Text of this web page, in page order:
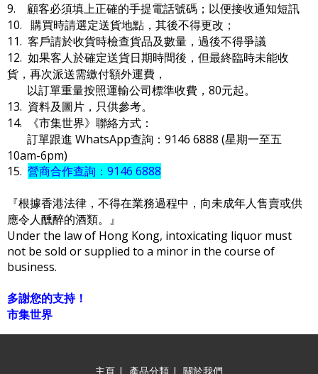
9. 顧客必須填上正確的手提電話號碼；以便接收通知短訊
10. 購買時請選定送貨地點，其後不得更改；
11. 客戶請於收貨時檢查貨品及數量，過後不得爭議
12. 如果客人於確定送貨日期時間後，但最終臨時未能收
貨，再次派送需繳付額外運費，
以訂單重量按照運輸公司標準收費，80元起。
13. 資料及圖片，只供參考。
14. 《市集世界》聯絡方式：
訂單跟進 WhatsApp查詢：9146 6888 (星期一至五
10am-6pm)
15. 營商合作查詢：9146 6888
『根據香港法律，不得在業務過程中，向未成年人售賣或供
應令人醺醉的酒類。』
Under the law of Hong Kong, intoxicating liquor must
not be sold or supplied to a minor in the course of
business.
多謝您的支持！
市集世界
主頁 | 產品分類 | 關於我們